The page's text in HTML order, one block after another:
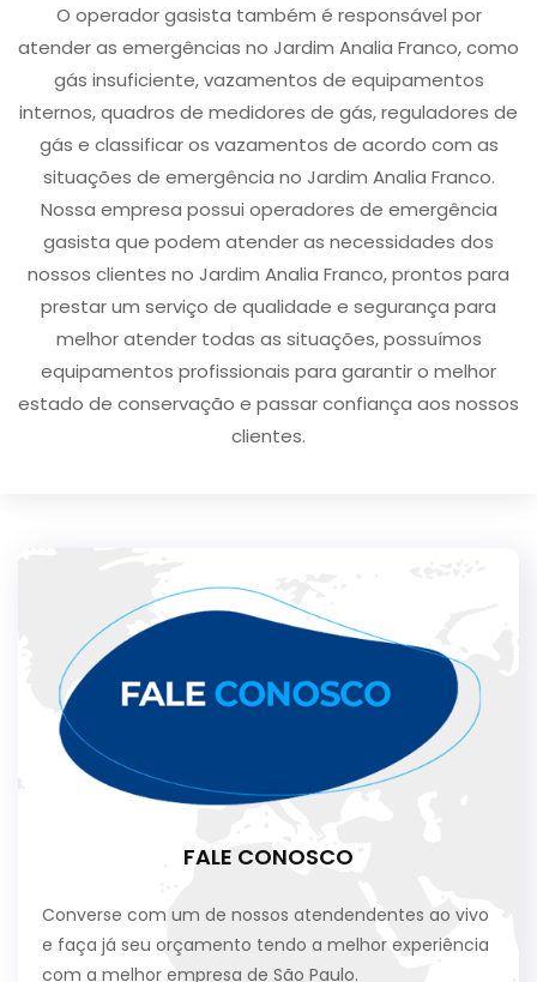
O operador gasista também é responsável por
atender as emergências no Jardim Analia Franco, como
gás insuficiente, vazamentos de equipamentos
internos, quadros de medidores de gás, reguladores de
gás e classificar os vazamentos de acordo com as
situações de emergência no Jardim Analia Franco.
Nossa empresa possui operadores de emergência
gasista que podem atender as necessidades dos
nossos clientes no Jardim Analia Franco, prontos para
prestar um serviço de qualidade e segurança para
melhor atender todas as situações, possuímos
equipamentos profissionais para garantir o melhor
estado de conservação e passar confiança aos nossos
clientes.
FALE CONOSCO
Converse com um de nossos atendendentes ao vivo
e faça já seu orçamento tendo a melhor experiência
com a melhor empresa de São Paulo.